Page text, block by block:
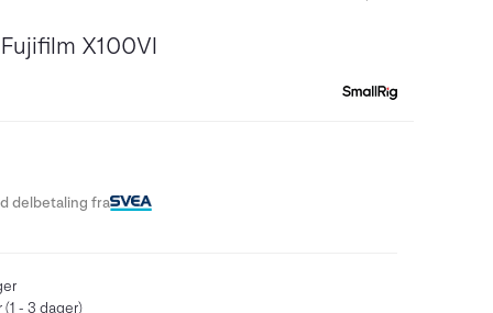
X100VI
delbetaling fra
- 3 dager)